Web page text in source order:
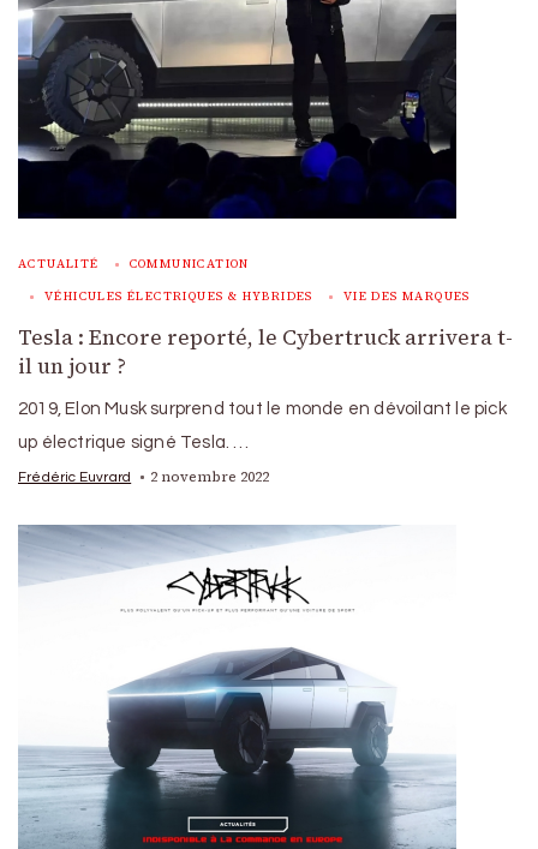
ACTUALITÉ COMMUNICATION
VÉHICULES ÉLECTRIQUES & HYBRIDES VIE DES MARQUES
Tesla : Encore reporté, le Cybertruck arrivera t-
il un jour ?
2019, Elon Musk surprend tout le monde en dévoilant le pick
up électrique signé Tesla. …
Frédéric Euvrard 2 novembre 2022